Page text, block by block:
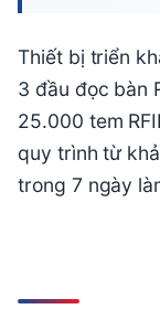
Thiết bị triển
3 đầu đọc bàn
25.000 tem
quy trình từ
trong 7 ngày